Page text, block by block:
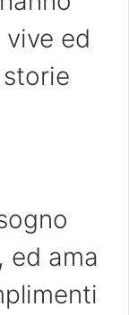
ed
ed ama